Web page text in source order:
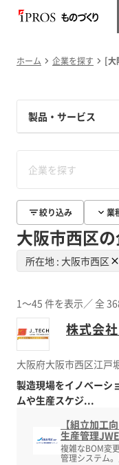
ホーム 企業を探す [大
製品・サービス
大阪市西区
所在地 : 大阪市西区
1～45 件を表示／ 全
株式会
大阪府大阪市西区江戸
製造現場をイノベーシ
ムや生産スケジ...
【組立加工
生産管理JWE
複雑なBOM変
管理システム
絞り込み 業